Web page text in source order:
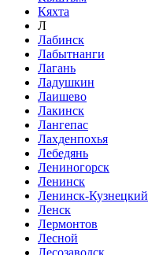
Кяхта
Л
Лабинск
Лабытнанги
Лагань
Ладушкин
Лаишево
Лакинск
Лангепас
Лахденпохья
Лебедянь
Лениногорск
Ленинск
Ленинск-Кузнецкий
Ленск
Лермонтов
Лесной
Лесозаводск